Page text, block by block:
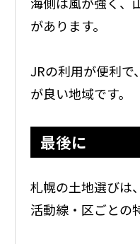
があります。
JRの利用が便利で
が良い地域です。
最後に
札幌の土地選びは
活動線・区ごとの